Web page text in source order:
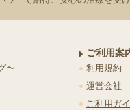
〜
ご利用案
利用規約
運営会社
ご利用ガ